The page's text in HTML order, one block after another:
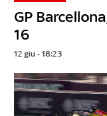
GP
16
12 giu - 18:23